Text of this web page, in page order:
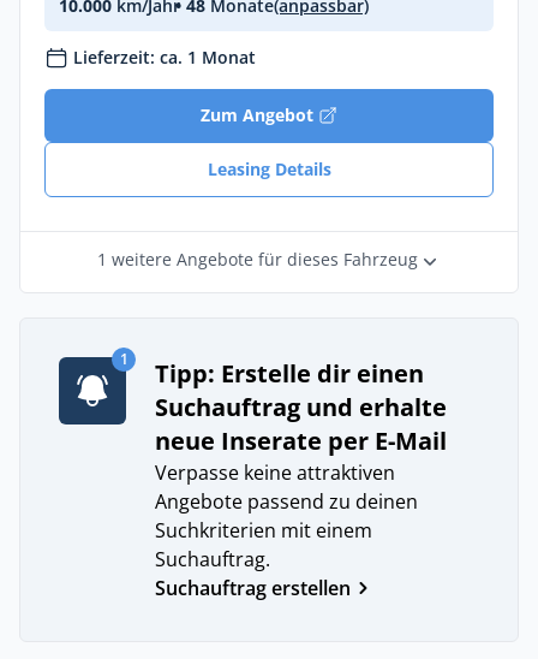
10.000 km/Jahr• 48 Monate(anpassbar)
Lieferzeit: ca. 1 Monat
Zum Angebot
Leasing Details
1 weitere Angebote für dieses Fahrzeug
1
Tipp: Erstelle dir einen
Suchauftrag und erhalte
neue Inserate per E-Mail
Verpasse keine attraktiven
Angebote passend zu deinen
Suchkriterien mit einem
Suchauftrag.
Suchauftrag erstellen